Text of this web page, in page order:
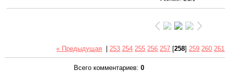
« Предыдущая |253 254 255 256 257 [258]259 260 261
Всего комментариев: 0